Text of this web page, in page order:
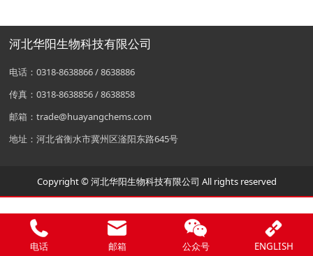
河北华阳生物科技有限公司
电话：0318-8638866 / 8638886
传真：0318-8638856 / 8638858
邮箱：trade@huayangchems.com
地址：河北省衡水市冀州区滏阳东路645号
Copyright © 河北华阳生物科技有限公司 All rights reserved
电话 邮箱 公众号 ENGLISH